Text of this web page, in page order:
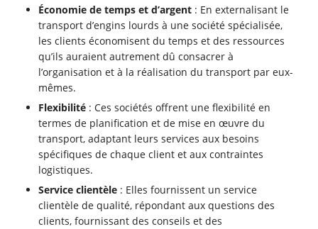
Économie de temps et d’argent : En externalisant le
transport d’engins lourds à une société spécialisée,
les clients économisent du temps et des ressources
qu’ils auraient autrement dû consacrer à
l’organisation et à la réalisation du transport par eux-
mêmes.
Flexibilité : Ces sociétés offrent une flexibilité en
termes de planification et de mise en œuvre du
transport, adaptant leurs services aux besoins
spécifiques de chaque client et aux contraintes
logistiques.
Service clientèle : Elles fournissent un service
clientèle de qualité, répondant aux questions des
clients, fournissant des conseils et des